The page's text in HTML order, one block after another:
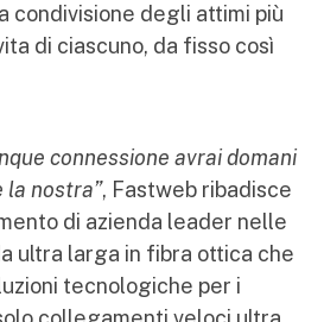
condivisione degli attimi più
di ciascuno, da fisso così
connessione avrai domani
la nostra”, Fastweb ribadisce
di azienda leader nelle
ultra larga in fibra ottica che
tecnologiche per i